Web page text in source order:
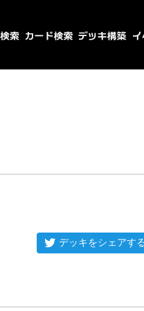
デッキをシェアする